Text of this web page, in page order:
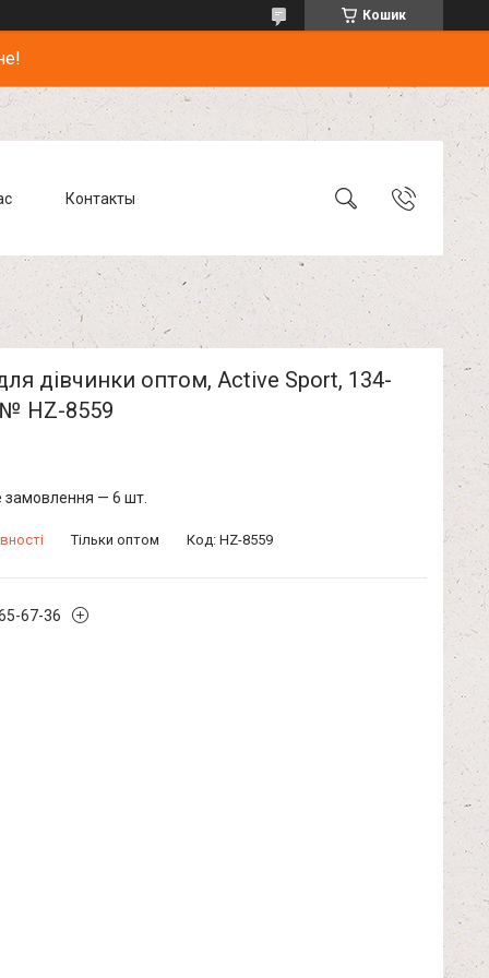
Кошик
Контакты
дівчинки оптом, Active Sport, 134-
№ HZ-8559
замовлення — 6 шт.
Тільки оптом Код: HZ-8559
67-36